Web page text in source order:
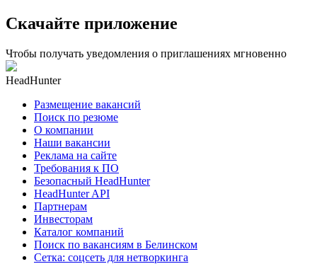
Скачайте приложение
Чтобы получать уведомления о приглашениях мгновенно
HeadHunter
Размещение вакансий
Поиск по резюме
О компании
Наши вакансии
Реклама на сайте
Требования к ПО
Безопасный HeadHunter
HeadHunter API
Партнерам
Инвесторам
Каталог компаний
Поиск по вакансиям в Белинском
Сетка: соцсеть для нетворкинга